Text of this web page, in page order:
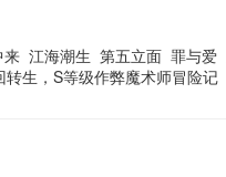
来 江海潮生 第五立面 罪与爱
生，S等级作弊魔术师冒险记